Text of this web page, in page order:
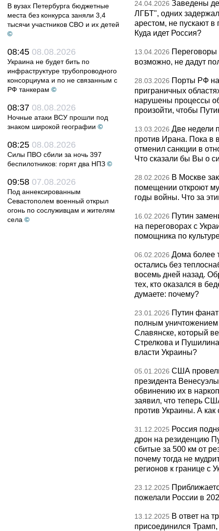
В вузах Петербурга бюджетные
места без конкурса заняли 3,4
тысячи участников СВО и их детей
©
08:45 08.08.2026
Украина не будет бить по
инфраструктуре трубопроводного
консорциума и по не связанным с
РФ танкерам ©
08:37 08.08.2026
Ночные атаки ВСУ прошли под
знаком широкой географии ©
08:25 08.08.2026
Силы ПВО сбили за ночь 397
беспилотников: горят два НПЗ ©
09:58 07.08.2026
Под аннексированным
Севастополем военный открыл
огонь по сослуживцам и жителям
села ©
24.04.2026 Заведены
ЛГБТ", одних
арестом, не пускают
Куда идет Россия?
13.04.2026
возможно, не дадут
28.03.2026 Порты РФ
приграничных
нарушены процессы
произойти, чтобы
13.03.2026 Две недели
против Ирана. Пока в
отменил санкции в
Что сказали бы Вы о
28.02.2026 В Москве
помещении откроют
годы войны. Что за
16.02.2026 Путин
на переговорах с
помощника по
06.02.2026 Дома более
остались без
восемь дней назад.
тех, кто оказался в
думаете: почему?
23.01.2026 Путин
полным уничтожением
Славянске, который
Стрелкова и Пушилина
власти Украины?
05.01.2026 США
президента
обвинению их в
заявил, что теперь
против Украины. А как
31.12.2025 Россия
дрон на резиденцию
сбитые за 500 км от
почему тогда не
регионов к границе с
23.12.2025
пожелали России в
13.12.2025 В ответ на
присоединился